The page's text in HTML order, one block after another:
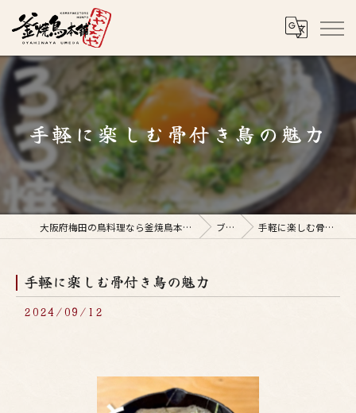
手軽に楽しむ骨付き鳥の魅力
大阪府梅田の鳥料理なら釜焼鳥本舗おやひなや 梅田店 ブログ 手軽に楽しむ骨付き鳥の魅力
手軽に楽しむ骨付き鳥の魅力
2024/09/12